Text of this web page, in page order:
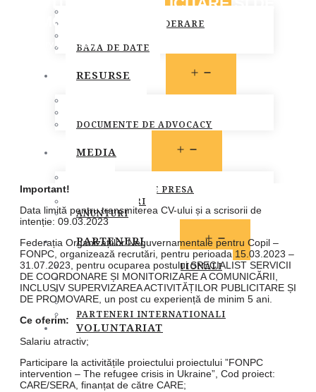
PROCEDURA DE ADERARE
BAZA DE DATE
RESURSE
DOCUMENTE DE ADVOCACY
MEDIA
COMUNICATE DE PRESA
INFO MEMBRI
ANUNTURI
PARTENERI
OPEN
MENU
PARTENERI INSTITUTIONALI
PARTENERI MEDIA
SOCIETATEA CIVILA
SPONSORI SI DONATORI
PARTENERI INTERNATIONALI
VOLUNTARIAT
PROMOVARE
February 23, 2023
Important!
Data limită pentru transmiterea CV-ului și a scrisorii de
intenție: 09.03.2023
Federația Organizațiilor Neguvernamentale pentru Copil –
FONPC, organizează recrutări, pentru perioada 15.03.2023 –
31.07.2023, pentru ocuparea postului SPECIALIST SERVICII
DE COORDONARE ȘI MONITORIZARE A COMUNICĂRII,
INCLUSIV SUPERVIZAREA ACTIVITĂȚILOR PUBLICITARE ȘI
DE PROMOVARE, un post cu experiență de minim 5 ani.
Ce oferim:
Salariu atractiv;
Participare la activitățile proiectului proiectului ”FONPC
intervention – The refugee crisis in Ukraine”, Cod proiect:
CARE/SERA, finanțat de către CARE;